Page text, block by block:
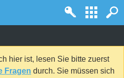
hier ist, lesen Sie bitte zuerst
Fragen durch. Sie müssen sich